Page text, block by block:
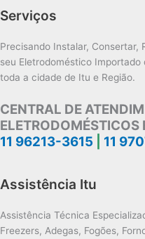
Serviços
Precisando Instalar, Consertar,
seu Eletrodoméstico
toda a cidade de Itu e Região.
CENTRAL DE
ELETRODOMÉSTICOS
11 96213-3615
11
Assistência Itu
Assistência Técnica
Freezers, Adegas, Fogões,